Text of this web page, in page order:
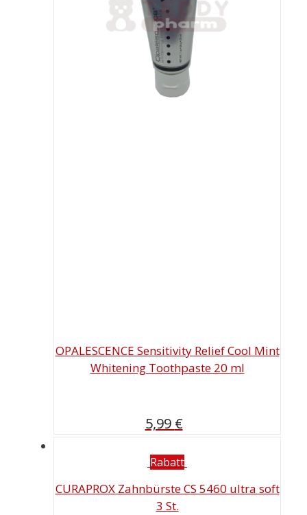
OPALESCENCE Sensitivity Relief Cool Mint
Whitening Toothpaste 20 ml
5,99 €
Rabatt
CURAPROX Zahnbürste CS 5460 ultra soft
3 St.